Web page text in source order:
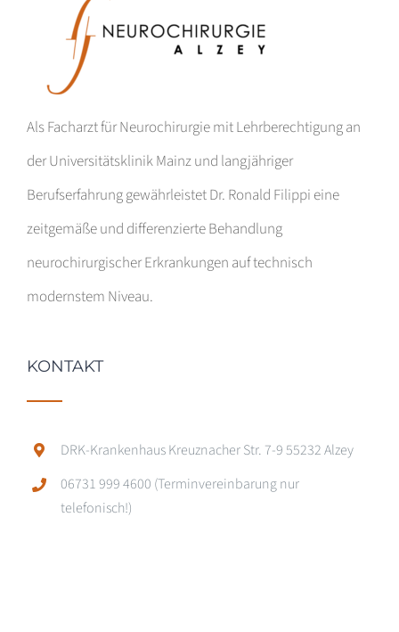
Als Facharzt für Neurochirurgie mit Lehrberechtigung an
der Universitätsklinik Mainz und langjähriger
Berufserfahrung gewährleistet Dr. Ronald Filippi eine
zeitgemäße und differenzierte Behandlung
neurochirurgischer Erkrankungen auf technisch
modernstem Niveau.
KONTAKT
DRK-Krankenhaus Kreuznacher Str. 7-9 55232 Alzey
06731 999 4600 (Terminvereinbarung nur
telefonisch!)